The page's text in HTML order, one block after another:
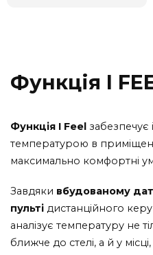
Функція I
Функція I Feel забезпечує
температурою в
максимально комфортні
Завдяки вбудованому
пульті дистанційного
аналізує температуру не
ближче до стелі, а й у